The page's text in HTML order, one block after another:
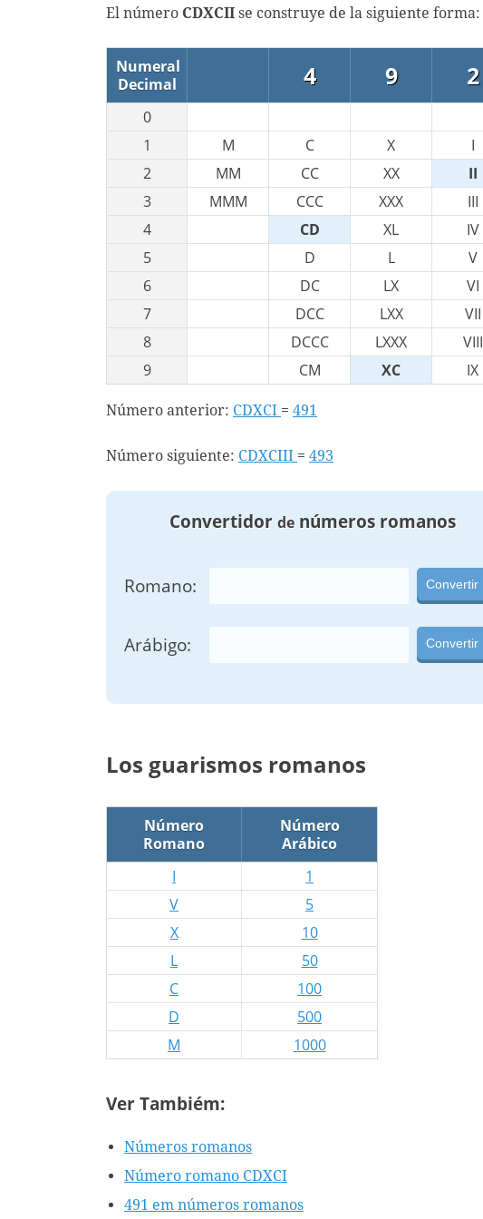
El número CDXCII se construye de la siguiente forma:
Numeral
Decimal
4 9 2
0
1
M C X
I
2
MM CC XX
II
3
MMM CCC XXX
III
4
CD XL
IV
5
D L
V
6
DC LX
VI
7
DCC LXX
VII
8
DCCC LXXX
VIII
9
CM XC IX
Número anterior: CDXCI = 491
Número siguiente: CDXCIII = 493
Convertidor denúmeros romanos
Romano: Convertir
Arábigo: Convertir
Los guarismos romanos
Número
Romano
Número
Arábico
I
1
V
5
X
10
L
50
C
100
D
500
M
1000
Ver Tambiém:
Números romanos
Número romano CDXCI
491 em números romanos